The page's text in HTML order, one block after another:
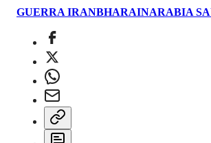
GUERRA IRANBHARAINARABIA